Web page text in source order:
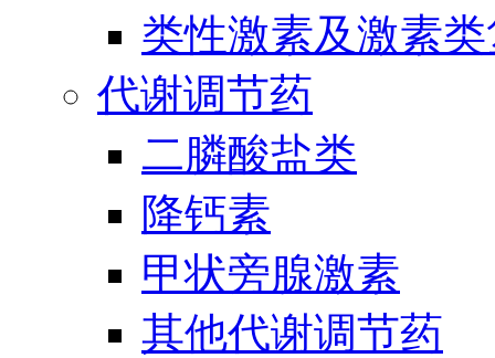
类性激素及激素
代谢调节药
二膦酸盐类
降钙素
甲状旁腺激素
其他代谢调节药